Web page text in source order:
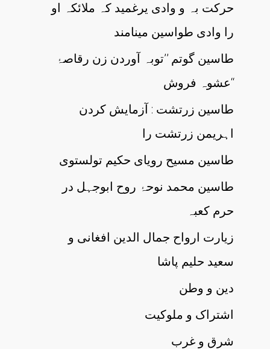
حرکت بہ و وادی یرغمید کہ ملائکہ او
را وادی طواسین مینامند
طاسین گوتم ’’توبہ آوردن زن رقاصۂ
عشوہ فروش‘‘
طاسین زرتشت : آزمایش کردن
اہریمن زرتشت را
طاسین مسیح رویای حکیم تولستوی
طاسین محمد نوحۂ روح ابوجہل در
حرم کعبہ
زیارت ارواح جمال الدین افغانی و
سعید حلیم پاشا
دین و وطن
اشتراک و ملوکیت
شرق و غرب